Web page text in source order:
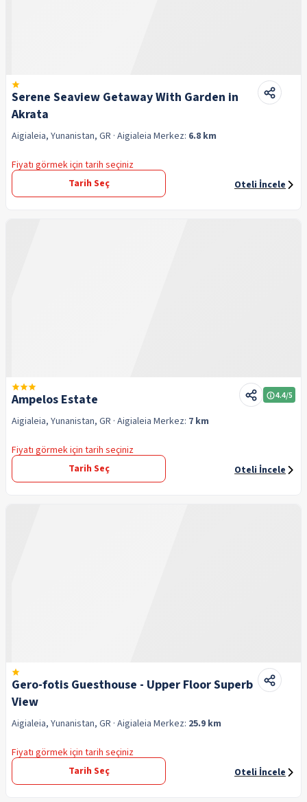
Serene Seaview Getaway With Garden in
Akrata
Aigialeia, Yunanistan, GR · Aigialeia Merkez: 6.8 km
Fiyatı görmek için tarih seçiniz
Tarih Seç
Oteli İncele
Ampelos Estate 4.4/5
Aigialeia, Yunanistan, GR · Aigialeia Merkez: 7 km
Fiyatı görmek için tarih seçiniz
Tarih Seç
Oteli İncele
Gero-fotis Guesthouse - Upper Floor Superb
View
Aigialeia, Yunanistan, GR · Aigialeia Merkez: 25.9 km
Fiyatı görmek için tarih seçiniz
Tarih Seç
Oteli İncele